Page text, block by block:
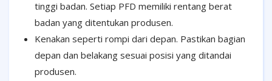
tinggi badan. Setiap PFD memiliki rentang berat
badan yang ditentukan produsen.
Kenakan seperti rompi dari depan. Pastikan bagian
depan dan belakang sesuai posisi yang ditandai
produsen.